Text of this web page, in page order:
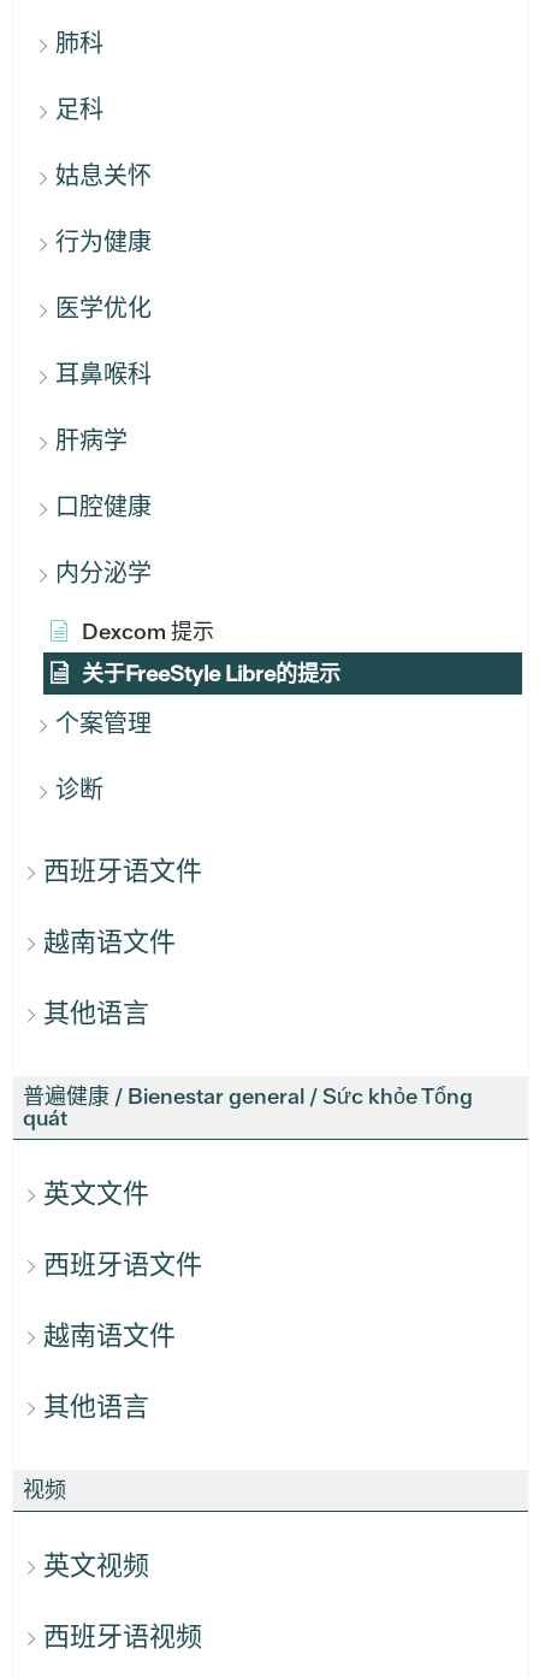
肺科
足科
姑息关怀
行为健康
医学优化
耳鼻喉科
肝病学
口腔健康
内分泌学
Dexcom 提示
关于FreeStyle Libre的提示
个案管理
诊断
西班牙语文件
越南语文件
其他语言
普遍健康 / Bienestar general / Sức khỏe Tổng
quát
英文文件
西班牙语文件
越南语文件
其他语言
视频
英文视频
西班牙语视频